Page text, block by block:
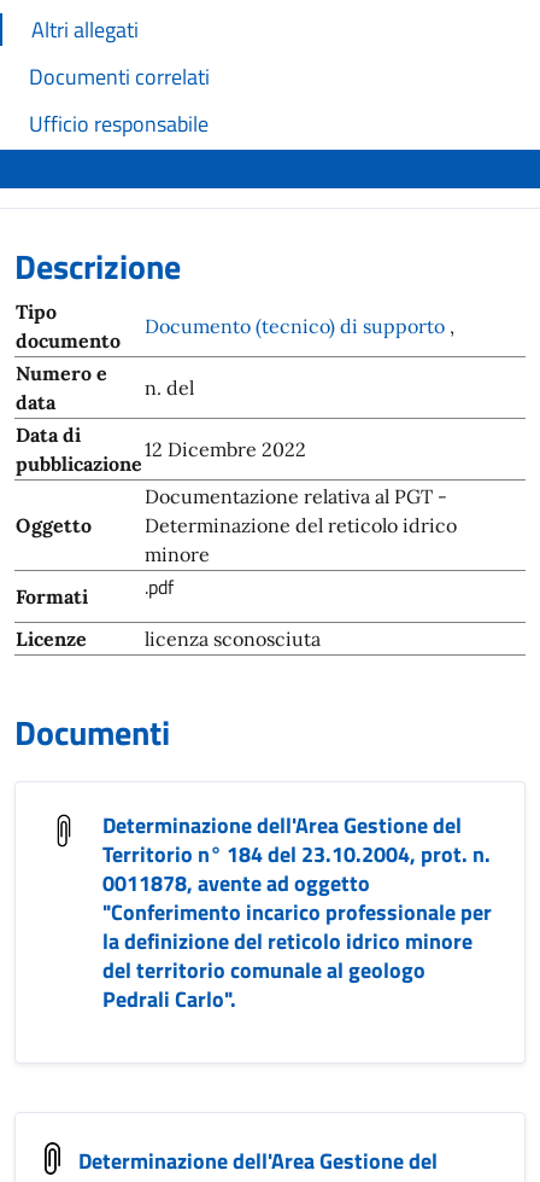
Altri allegati
Documenti correlati
Ufficio responsabile
Descrizione
Tipo
documento
Documento (tecnico) di supporto ,
Numero e
data
n. del
Data di
pubblicazione
12 Dicembre 2022
Oggetto
Documentazione relativa al PGT -
Determinazione del reticolo idrico
minore
Formati
.pdf
Licenze licenza sconosciuta
Documenti
Determinazione dell'Area Gestione del
Territorio n° 184 del 23.10.2004, prot. n.
0011878, avente ad oggetto
"Conferimento incarico professionale per
la definizione del reticolo idrico minore
del territorio comunale al geologo
Pedrali Carlo".
Determinazione dell'Area Gestione del